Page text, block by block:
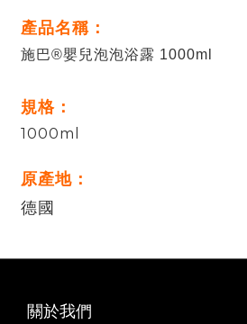
產品名稱：
施巴®嬰兒泡泡浴露 1000ml
規格：
1000ml
原產地：
德國
關於我們